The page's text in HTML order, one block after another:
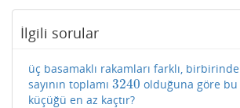
İlgili sorular
üç basamaklı rakamları farklı,
sayının toplamı 3240
3240 olduğuna göre bu
küçüğü en az kaçtır?